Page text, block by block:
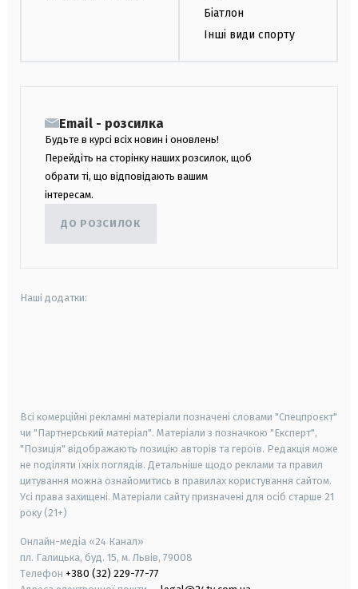
Біатлон
Інші види спорту
Email - розсилка
Будьте в курсі всіх новин і оновлень!
Перейдіть на сторінку наших розсилок, щоб
обрати ті, що відповідають вашим
інтересам.
ДО РОЗСИЛОК
Наші додатки:
Всі комерційні рекламні матеріали позначені словами "Спецпроєкт"
чи "Партнерський матеріал". Матеріали з позначкою "Експерт",
"Позиція" відображають позицію авторів та героїв. Редакція може
не поділяти їхніх поглядів. Детальніше щодо реклами та правил
цитування можна ознайомитись в правилах користування сайтом.
Усі права захищені. Матеріали сайту призначені для осіб старше 21
року (21+)
Онлайн-медіа «24 Канал»
пл. Галицька, буд. 15, м. Львів, 79008
Телефон +380 (32) 229-77-77